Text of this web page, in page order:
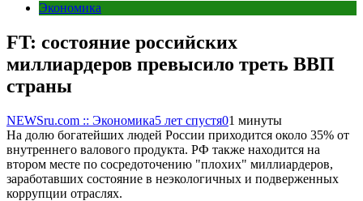
Экономика
FT: состояние российских
миллиардеров превысило треть ВВП
страны
NEWSru.com :: Экономика5 лет спустя01 минуты
На долю богатейших людей России приходится около 35% от
внутреннего валового продукта. РФ также находится на
втором месте по сосредоточению "плохих" миллиардеров,
заработавших состояние в неэкологичных и подверженных
коррупции отраслях.